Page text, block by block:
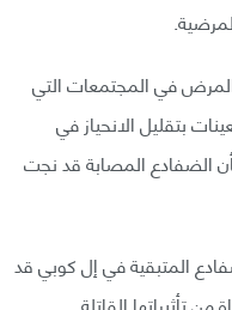
المرض في المجتمعات التي
بتقليل الانحياز في
الضفادع المصابة قد نجت
المتبقية في إل كوبي قد
تأثيراتها القاتلة.